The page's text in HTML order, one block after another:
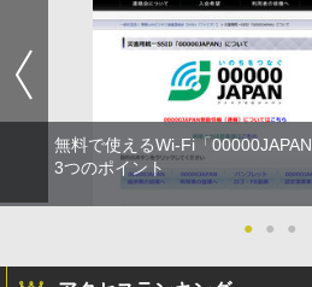
無料で使えるWi-Fi「
3つのポイント
● ● ●